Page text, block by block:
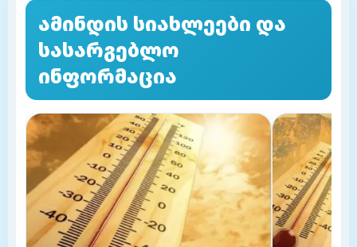
ამინდის სიახლეები და
სასარგებლო
ინფორმაცია